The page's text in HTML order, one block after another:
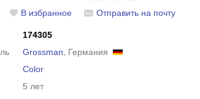
В избранное Отправить на почту
174305
Grossman , Германия
Color
5 лет